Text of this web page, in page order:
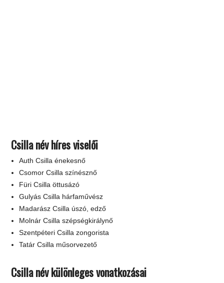
Csilla név híres viselői
Auth Csilla énekesnő
Csomor Csilla színésznő
Füri Csilla öttusázó
Gulyás Csilla hárfaművész
Madarász Csilla úszó, edző
Molnár Csilla szépségkirálynő
Szentpéteri Csilla zongorista
Tatár Csilla műsorvezető
Csilla név különleges vonatkozásai